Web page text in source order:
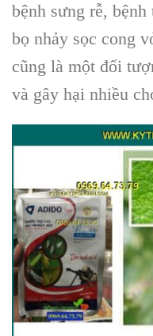
bệnh sưng rễ,
bọ nhảy sọc cong
cũng là một đối
và gây hại nhiều